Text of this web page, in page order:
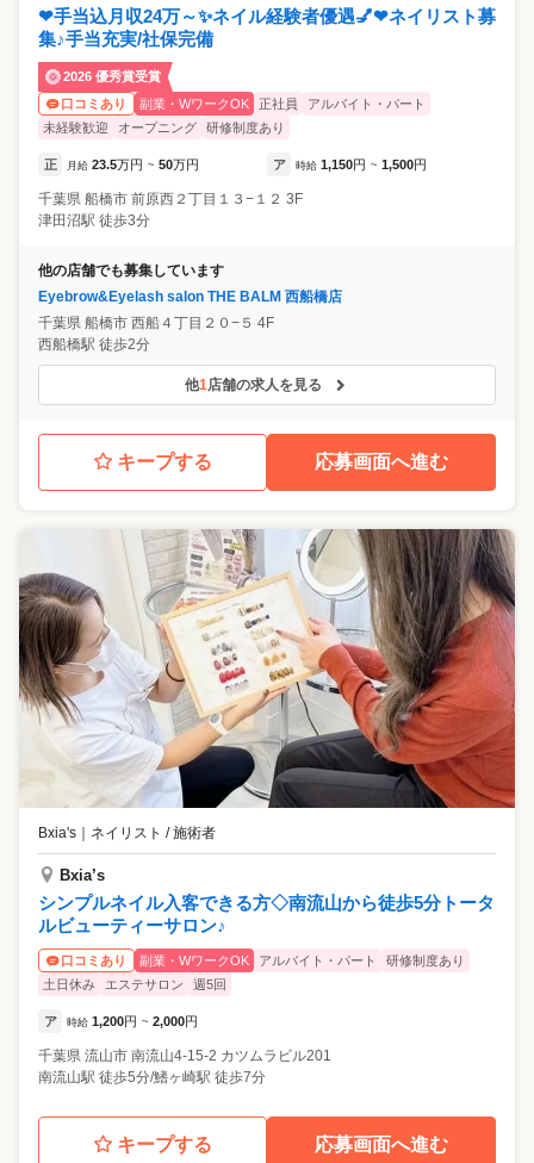
❤手当込月収24万～✨ネイル経験者優遇💅❤ネイリスト募
集♪手当充実/社保完備
2026 優秀賞受賞
口コミあり
副業・WワークOK 正社員
アルバイト・パート
未経験歓迎
オープニング 研修制度あり
正 月給 23.5万円 ~ 50万円 ア 時給 1,150円 ~ 1,500円
千葉県 船橋市 前原西２丁目１３−１２ 3F
津田沼駅 徒歩3分
他の店舗でも募集しています
Eyebrow&Eyelash salon THE BALM 西船橋店
千葉県 船橋市 西船４丁目２０−５ 4F
西船橋駅 徒歩2分
他1店舗の求人を見る
キープする 応募画面へ進む
Bxia's ネイリスト / 施術者
Bxia’s
シンプルネイル入客できる方◇南流山から徒歩5分トータ
ルビューティーサロン♪
口コミあり 副業・WワークOK アルバイト・パート
研修制度あり
土日休み
エステサロン 週5回
ア 時給 1,200円 ~ 2,000円
千葉県 流山市 南流山4-15-2 カツムラビル201
南流山駅 徒歩5分/鰭ヶ崎駅 徒歩7分
キープする 応募画面へ進む